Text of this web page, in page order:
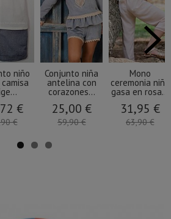
niño
€
€
Conjunto niña
antelina con
corazones...
25,00 €
59,90 €
Mono
ceremonia niña
gasa en rosa...
31,95 €
63,90 €